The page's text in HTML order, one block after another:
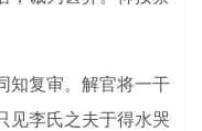
复审。解官将一干
见李氏之夫于得水哭